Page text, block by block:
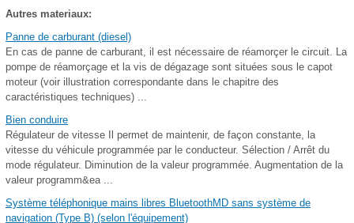
Autres materiaux:
Panne de carburant (diesel)
En cas de panne de carburant, il est nécessaire de réamorçer le circuit. La
pompe de réamorçage et la vis de dégazage sont situées sous le capot
moteur (voir illustration correspondante dans le chapitre des
caractéristiques techniques) ...
Bien conduire
Régulateur de vitesse Il permet de maintenir, de façon constante, la
vitesse du véhicule programmée par le conducteur. Sélection / Arrêt du
mode régulateur. Diminution de la valeur programmée. Augmentation de la
valeur programm&ea ...
Système téléphonique mains libres BluetoothMD sans système de
navigation (Type B) (selon l'équipement)